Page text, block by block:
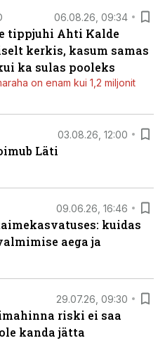
06.08.26, 09:34
tippjuhi Ahti Kalde
kerkis, kasum samas
ka sulas pooleks
on enam kui 1,2 miljonit
03.08.26, 12:00
Läti
09.06.26, 16:46
kuidas
aega ja
29.07.26, 09:30
riski ei saa
kanda jätta